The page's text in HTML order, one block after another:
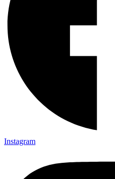
Instagram